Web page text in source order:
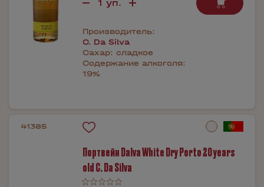
Производитель:
C. Da Silva
Сахар: сладкое
Содержание алкоголя:
19%
41385
Портвейн Dalva White Dry Porto 20 years
old C. Da Silva